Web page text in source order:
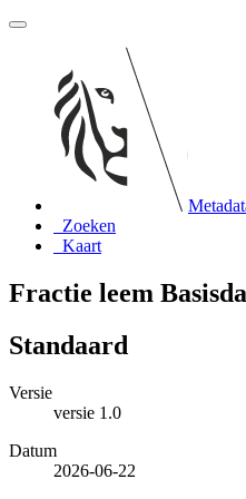
Zoeken
Kaart
Fractie leem
Standaard
Versie
versie 1.0
Datum
2026-06-22